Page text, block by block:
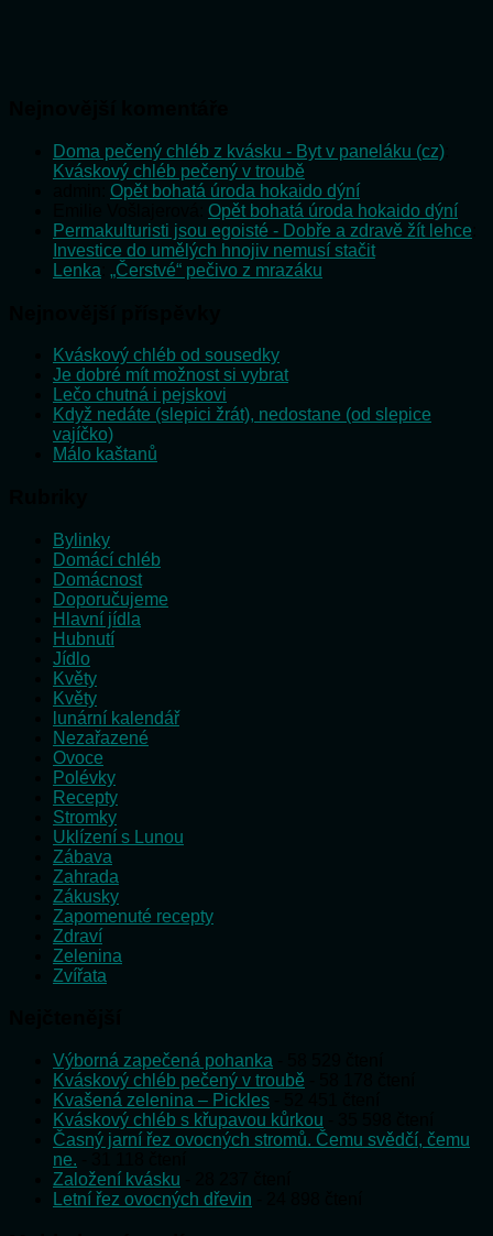
Doma pečený chléb z kvásku - Byt v paneláku (cz)
Kváskový chléb pečený v troubě
Opět bohatá úroda hokaido dýní
Opět bohatá úroda hokaido dýní
Permakulturisti jsou egoisté - Dobře a zdravě žít lehce
Investice do umělých hnojiv nemusí stačit
Lenka „Čerstvé“ pečivo z mrazáku
Kváskový chléb od sousedky
Je dobré mít možnost si vybrat
Lečo chutná i pejskovi
Když nedáte (slepici žrát), nedostane (od slepice
vajíčko)
Málo kaštanů
Bylinky
Domácí chléb
Domácnost
Doporučujeme
Hlavní jídla
Hubnutí
Jídlo
Květy
Květy
lunární kalendář
Nezařazené
Ovoce
Polévky
Recepty
Stromky
Uklízení s Lunou
Zábava
Zahrada
Zákusky
Zapomenuté recepty
Zdraví
Zelenina
Zvířata
Výborná zapečená pohanka
Kváskový chléb pečený v troubě
Kvašená zelenina – Pickles
Kváskový chléb s křupavou kůrkou
Časný jarní řez ovocných stromů. Čemu svědčí, čemu
ne.
Založení kvásku
Letní řez ovocných dřevin